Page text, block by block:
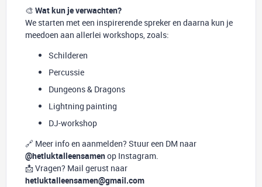
🎨 Wat kun je verwachten?
We starten met een inspirerende spreker en daarna kun je
meedoen aan allerlei workshops, zoals:
Schilderen
Percussie
Dungeons & Dragons
Lightning painting
DJ-workshop
🔗 Meer info en aanmelden? Stuur een DM naar
@hetluktalleensamenop Instagram.
📩 Vragen? Mail gerust naar
hetluktalleensamen@gmail.com